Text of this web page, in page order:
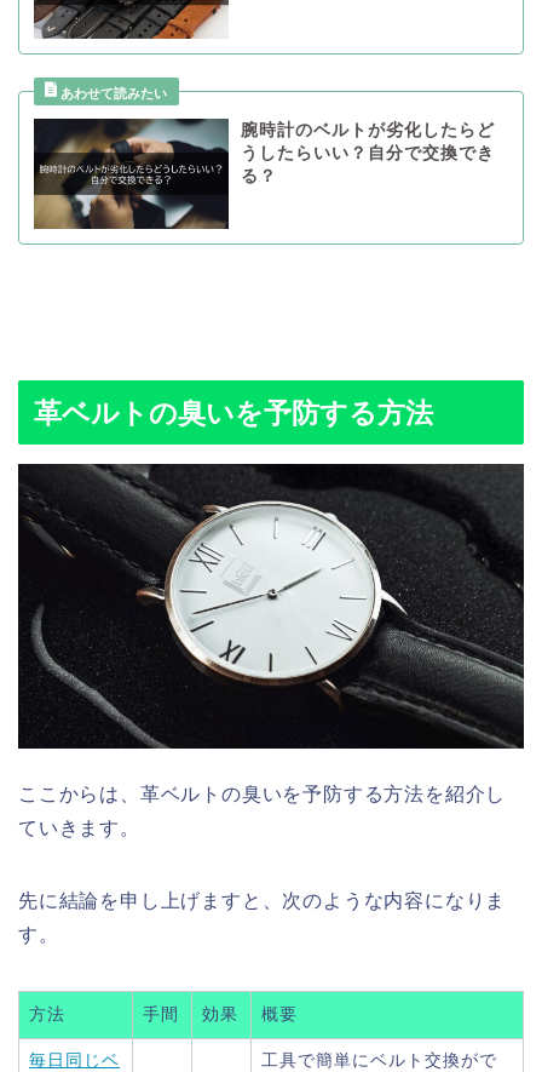
腕時計のベルトが劣化したらど
うしたらいい？自分で交換でき
る？
革ベルトの臭いを予防する方法
ここからは、革ベルトの臭いを予防する方法を紹介し
ていきます。
先に結論を申し上げますと、次のような内容になりま
す。
方法 手間 効果 概要
毎日同じベ
工具で簡単にベルト交換がで